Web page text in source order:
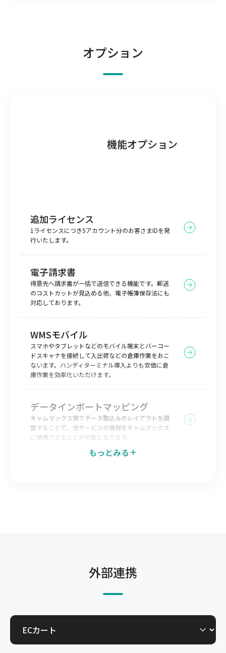
オプション
機能オプション
追加ライセンス
1ライセンスにつき5アカウント分のお客さまIDを発
行いたします。
電子請求書
得意先へ請求書が一括で送信できる機能です。郵送
のコストカットが見込める他、電子帳簿保存法にも
対応しております。
WMSモバイル
スマホやタブレットなどのモバイル端末とバーコー
ドスキャナを接続して入出荷などの倉庫作業をおこ
ないます。ハンディターミナル導入よりも安価に倉
庫作業を効率化いただけます。
データインポートマッピング
キャムマックス側でデータ取込みのレイアウトを調
整することで、他サービスの情報をキャムマックス
に連携させることが可能となります。
引を電子化できます。
得意先へキャムマックスの一部機能を開放すること
です。今までメールやFAX、郵送で行っていた取引
を電子化できます。
もっとみる
外部連携